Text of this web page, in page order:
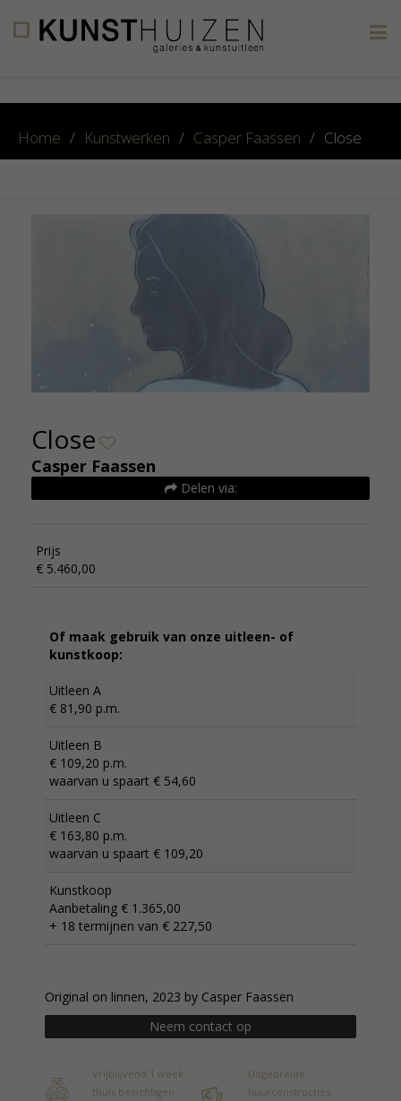
Home / Kunstwerken / Casper Faassen / Close
Close
Casper Faassen
Delen via:
Prijs
€ 5.460,00
Of maak gebruik van onze uitleen- of
kunstkoop:
Uitleen A
€ 81,90 p.m.
Uitleen B
€ 109,20 p.m.
waarvan u spaart € 54,60
Uitleen C
€ 163,80 p.m.
waarvan u spaart € 109,20
Kunstkoop
Aanbetaling € 1.365,00
+ 18 termijnen van € 227,50
Original on linnen, 2023 by Casper Faassen
Neem contact op
Vrijblijvend 1 week
thuis bezichtigen
Uitgebreide
huurconstructies